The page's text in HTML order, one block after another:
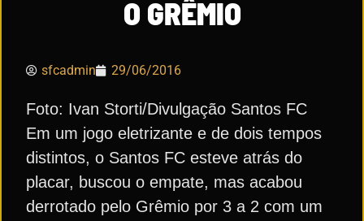
O GRÊMIO
sfcadmin 29/06/2016
Foto: Ivan Storti/Divulgação Santos FC
Em um jogo eletrizante e de dois tempos
distintos, o Santos FC esteve atrás do
placar, buscou o empate, mas acabou
derrotado pelo Grêmio por 3 a 2 com um